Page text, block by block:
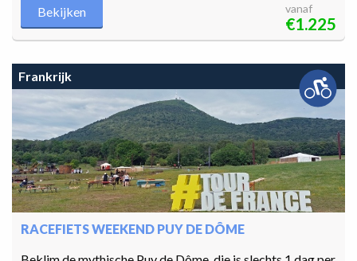
Bekijken vanaf
€1.225
Frankrijk
RACEFIETS WEEKEND PUY DE DÔME